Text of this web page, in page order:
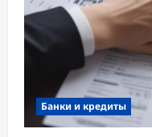
Банки и кредиты